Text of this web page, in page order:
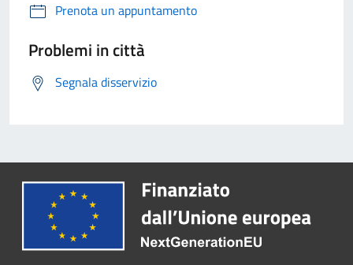
Prenota un appuntamento
Problemi in città
Segnala disservizio